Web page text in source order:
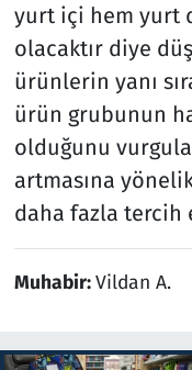
yurt içi hem yurt
olacaktır diye
ürünlerin yanı
ürün grubunun
olduğunu
artmasına
daha fazla tercih
Muhabir:Vildan A.